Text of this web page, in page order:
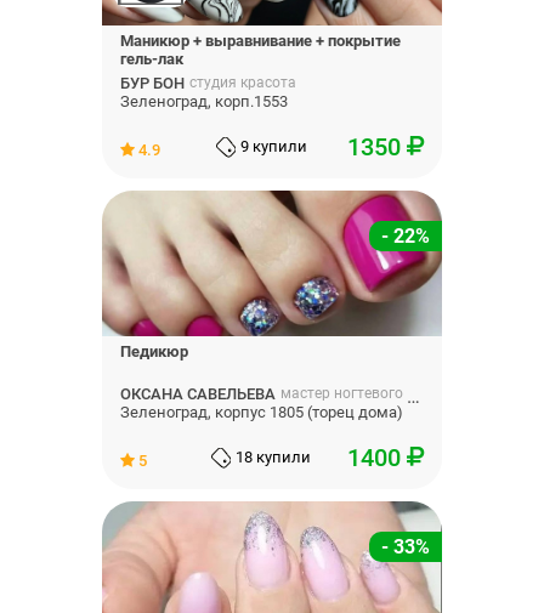
Маникюр + выравнивание + покрытие
гель-лак
БУР БОН студия красота
Зеленоград, корп.1553
4.9 9 купили 1350
- 22%
Педикюр
ОКСАНА САВЕЛЬЕВА мастер ногтевого сервиса
Зеленоград, корпус 1805 (торец дома)
5 18 купили 1400
- 33%